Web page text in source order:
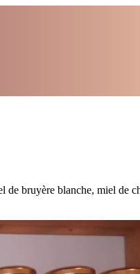
bruyère blanche, miel de